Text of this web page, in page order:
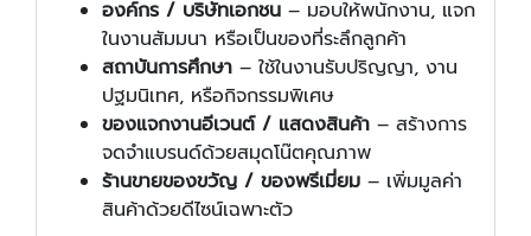
องค์กร / บริษัทเอกชน – มอบให้พนักงาน, แจก
ในงานสัมมนา หรือเป็นของที่ระลึกลูกค้า
สถาบันการศึกษา – ใช้ในงานรับปริญญา, งาน
ปฐมนิเทศ, หรือกิจกรรมพิเศษ
ของแจกงานอีเวนต์ / แสดงสินค้า – สร้างการ
จดจำแบรนด์ด้วยสมุดโน๊ตคุณภาพ
ร้านขายของขวัญ / ของพรีเมี่ยม – เพิ่มมูลค่า
สินค้าด้วยดีไซน์เฉพาะตัว